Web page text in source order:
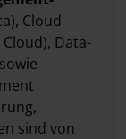
Cloud
Data-
sind von